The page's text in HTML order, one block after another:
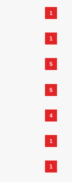
1
1
5
5
4
1
1